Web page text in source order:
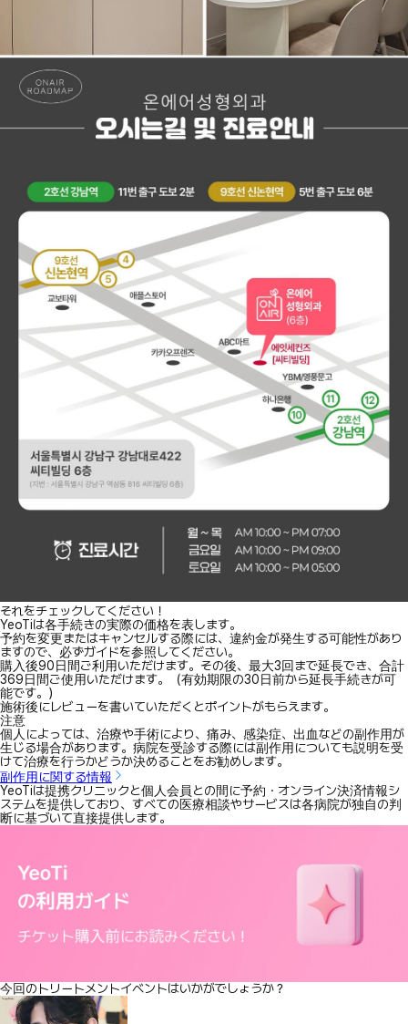
それをチェックしてください！
YeoTiは各手続きの実際の価格を表します。
予約を変更またはキャンセルする際には、違約金が発生する可能性があり
ますので、必ずガイドを参照してください。
購入後90日間ご利用いただけます。その後、最大3回まで延長でき、合計
369日間ご使用いただけます。（有効期限の30日前から延長手続きが可
能です。）
施術後にレビューを書いていただくとポイントがもらえます。
注意
個人によっては、治療や手術により、痛み、感染症、出血などの副作用が
生じる場合があります。病院を受診する際には副作用についても説明を受
けて治療を行うかどうか決めることをお勧めします。
副作用に関する情報
YeoTiは提携クリニックと個人会員との間に予約・オンライン決済情報シ
ステムを提供しており、すべての医療相談やサービスは各病院が独自の判
断に基づいて直接提供します。
今回のトリートメントイベントはいかがでしょうか？